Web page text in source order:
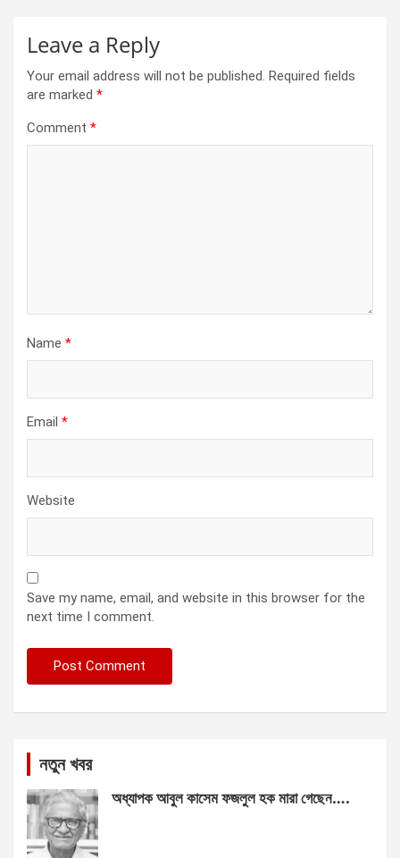
Leave a Reply
Your email address will not be published. Required fields
are marked *
Comment *
Name *
Email *
Website
Save my name, email, and website in this browser for the
next time I comment.
নতুন খবর
অধ্যাপক আবুল কাসেম ফজলুল হক মারা গেছেন….